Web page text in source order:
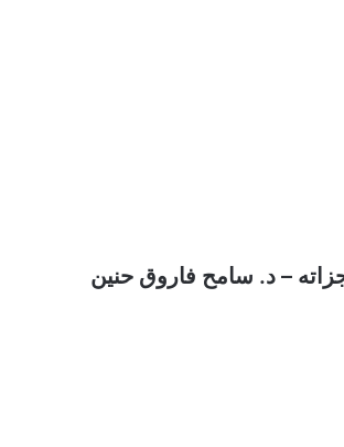
– د. سامح فاروق حنين